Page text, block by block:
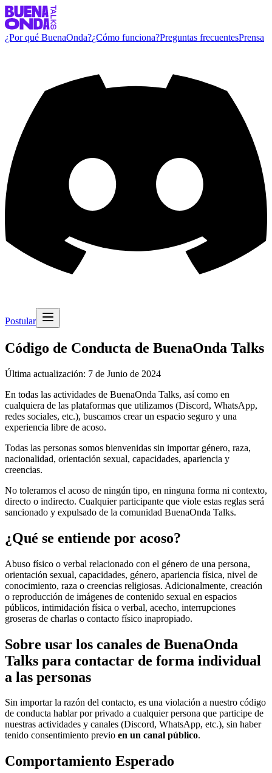
¿Por qué BuenaOnda?¿Cómo funciona?Preguntas frecuentesPrensa
Postular
Código de Conducta de BuenaOnda Talks
Última actualización: 7 de Junio de 2024
En todas las actividades de BuenaOnda Talks, así como en
cualquiera de las plataformas que utilizamos (Discord, WhatsApp,
redes sociales, etc.), buscamos crear un espacio seguro y una
experiencia libre de acoso.
Todas las personas somos bienvenidas sin importar género, raza,
nacionalidad, orientación sexual, capacidades, apariencia y
creencias.
No toleramos el acoso de ningún tipo, en ninguna forma ni contexto,
directo o indirecto. Cualquier participante que viole estas reglas será
sancionado y expulsado de la comunidad BuenaOnda Talks.
¿Qué se entiende por acoso?
Abuso físico o verbal relacionado con el género de una persona,
orientación sexual, capacidades, género, apariencia física, nivel de
conocimiento, raza o creencias religiosas. Adicionalmente, creación
o reproducción de imágenes de contenido sexual en espacios
públicos, intimidación física o verbal, acecho, interrupciones
groseras de charlas o contacto físico inapropiado.
Sobre usar los canales de BuenaOnda
Talks para contactar de forma individual
a las personas
Sin importar la razón del contacto, es una violación a nuestro código
de conducta hablar por privado a cualquier persona que participe de
nuestras actividades y canales (Discord, WhatsApp, etc.), sin haber
tenido consentimiento previo en un canal público.
Comportamiento Esperado